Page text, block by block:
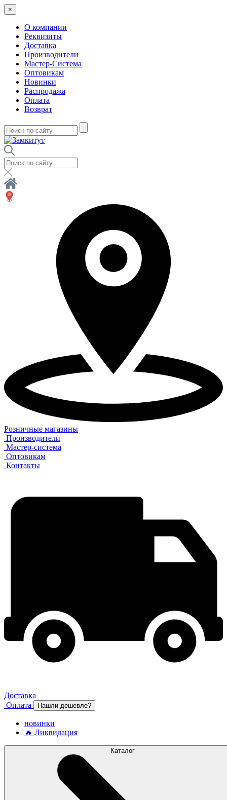
×
О компании
Реквизиты
Доставка
Производители
Мастер-Система
Оптовикам
Новинки
Распродажа
Оплата
Возврат
Розничные магазины
Производители
Мастер-система
Оптовикам
Контакты
Доставка
Оплата
Нашли дешевле?
новинки
🔥 Ликвидация
Каталог